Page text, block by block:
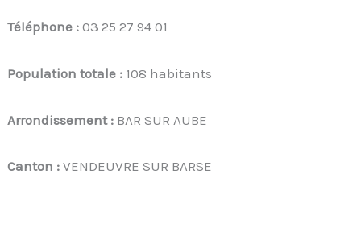
Téléphone :03 25 27 94 01
Population totale : 108 habitants
Arrondissement : BAR SUR AUBE
Canton :VENDEUVRE SUR BARSE